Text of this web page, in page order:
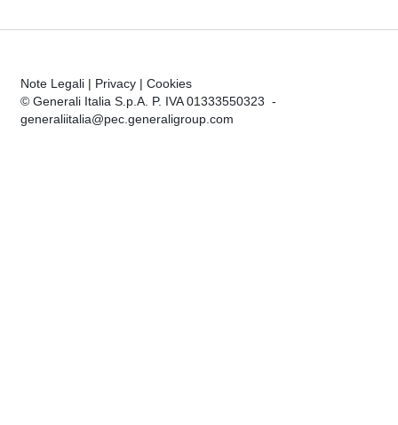
Note Legali | Privacy | Cookies
© Generali Italia S.p.A. P. IVA 01333550323 -
generaliitalia@pec.generaligroup.com